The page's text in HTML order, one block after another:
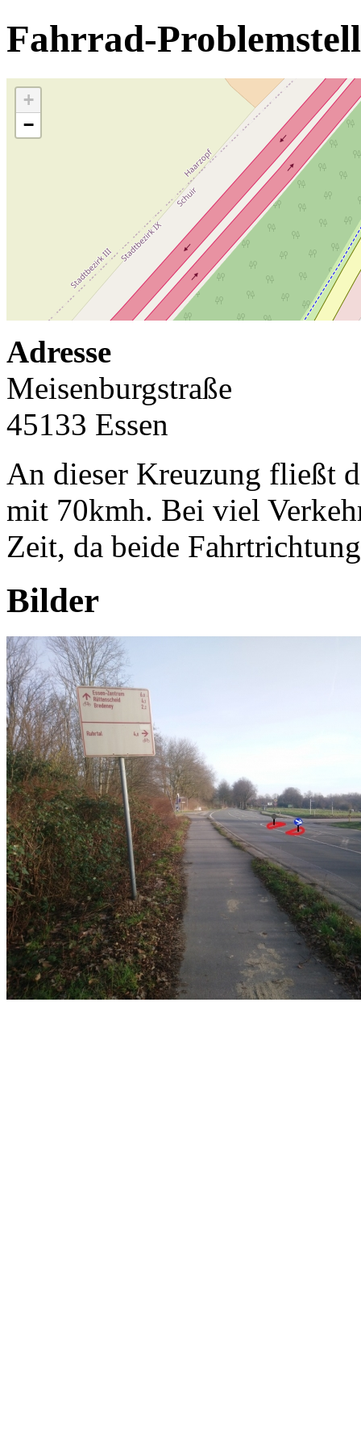
Fahrrad-
+
−
Adresse
Meisenburgstraße
45133 Essen
An dieser Kreuzung fließt
mit 70kmh. Bei viel
Zeit, da beide
Bilder